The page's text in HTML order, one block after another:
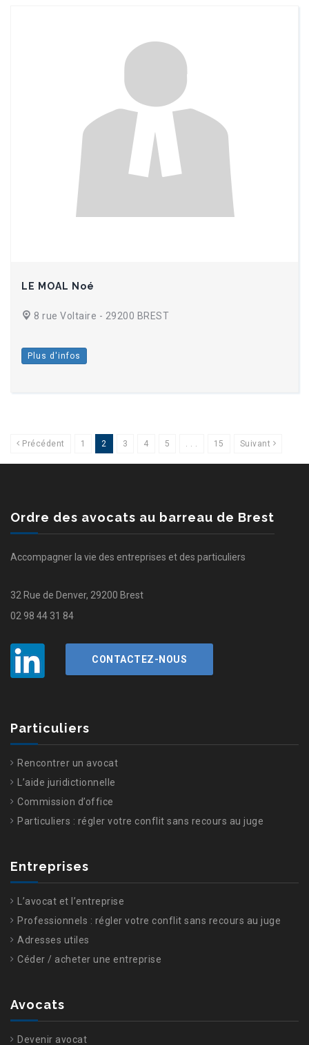
LE MOAL Noé
8 rue Voltaire - 29200 BREST
Plus d'infos
Précédent 1 2 3 4 5 . . . 15 Suivant
Ordre des avocats au barreau de Brest
Accompagner la vie des entreprises et des particuliers
32 Rue de Denver, 29200 Brest
02 98 44 31 84
CONTACTEZ-NOUS
Particuliers
Rencontrer un avocat
L’aide juridictionnelle
Commission d’office
Particuliers : régler votre conflit sans recours au juge
Entreprises
L’avocat et l’entreprise
Professionnels : régler votre conflit sans recours au juge
Adresses utiles
Céder / acheter une entreprise
Avocats
Devenir avocat